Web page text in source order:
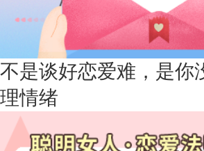
湖北-武汉 135****7410
微信用户 困困魚? 通过此页
陕西-西安 139****6283
微信用户 喜欢下雨天^ 通过
浙江-宁波 150****8921
微信用户 逆光下的微笑 通过
感方案
不是谈好恋爱难，是你
理情绪